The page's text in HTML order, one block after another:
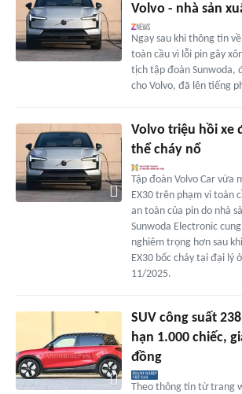
Volvo - nhà sản
Ngay sau khi thông tin
toàn cầu vì lỗi pin gây
tịch tập đoàn Sunwoda,
cho Volvo, đã lên tiếng
Volvo triệu hồi xe
thể cháy nổ
Tập đoàn Volvo Car vừa
EX30 trên phạm vi toàn
an toàn của pin do nhà
Sunwoda Electronic
nghiêm trọng hơn sau
EX30 bốc cháy tại đại lý
11/2025.
SUV công suất
hạn 1.000 chiếc,
đồng
Theo thông tin từ trang